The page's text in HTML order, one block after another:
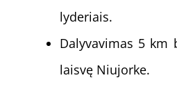
lyderiais.
Dalyvavimas 5 km
laisvę Niujorke.